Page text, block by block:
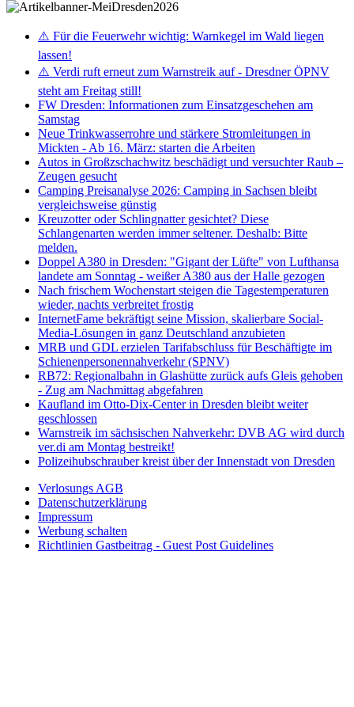
⚠️ Für die Feuerwehr wichtig: Warnkegel im Wald liegen
lassen!
⚠️ Verdi ruft erneut zum Warnstreik auf - Dresdner ÖPNV
steht am Freitag still!
FW Dresden: Informationen zum Einsatzgeschehen am
Samstag
Neue Trinkwasserrohre und stärkere Stromleitungen in
Mickten - Ab 16. März: starten die Arbeiten
Autos in Großzschachwitz beschädigt und versuchter Raub –
Zeugen gesucht
Camping Preisanalyse 2026: Camping in Sachsen bleibt
vergleichsweise günstig
Kreuzotter oder Schlingnatter gesichtet? Diese
Schlangenarten werden immer seltener. Deshalb: Bitte
melden.
Doppel A380 in Dresden: "Gigant der Lüfte" von Lufthansa
landete am Sonntag - weißer A380 aus der Halle gezogen
Nach frischem Wochenstart steigen die Tagestemperaturen
wieder, nachts verbreitet frostig
InternetFame bekräftigt seine Mission, skalierbare Social-
Media-Lösungen in ganz Deutschland anzubieten
MRB und GDL erzielen Tarifabschluss für Beschäftigte im
Schienenpersonennahverkehr (SPNV)
RB72: Regionalbahn in Glashütte zurück aufs Gleis gehoben
- Zug am Nachmittag abgefahren
Kaufland im Otto-Dix-Center in Dresden bleibt weiter
geschlossen
Warnstreik im sächsischen Nahverkehr: DVB AG wird durch
ver.di am Montag bestreikt!
Polizeihubschrauber kreist über der Innenstadt von Dresden
Verlosungs AGB
Datenschutzerklärung
Impressum
Werbung schalten
Richtlinien Gastbeitrag - Guest Post Guidelines